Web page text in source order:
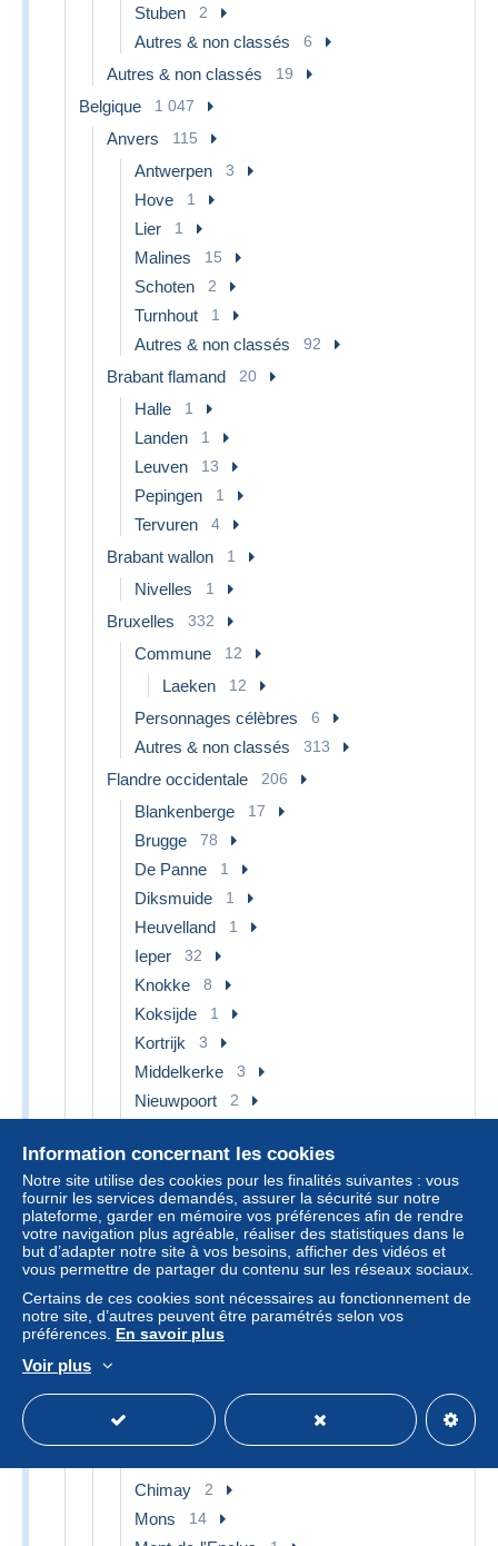
Stuben 2
Autres & non classés 6
Autres & non classés 19
Belgique 1 047
Anvers 115
Antwerpen 3
Hove 1
Lier 1
Malines 15
Schoten 2
Turnhout 1
Autres & non classés 92
Brabant flamand 20
Halle 1
Landen 1
Leuven 13
Pepingen 1
Tervuren 4
Brabant wallon 1
Nivelles 1
Bruxelles 332
Commune 12
Laeken 12
Personnages célèbres 6
Autres & non classés 313
Flandre occidentale 206
Blankenberge 17
Brugge 78
De Panne 1
Diksmuide 1
Heuvelland 1
Ieper 32
Knokke 8
Koksijde 1
Kortrijk 3
Middelkerke 3
Nieuwpoort 2
Poperinge 1
Veurne 1
Wenduine 2
Zeebrugge 1
Flandre orientale 75
Gent 71
Nazareth 2
Renaix - Ronse 1
Hainaut
Chimay 2
Mons 14
Information concernant les cookies
Notre site utilise des cookies pour les finalités suivantes : vous
fournir les services demandés, assurer la sécurité sur notre
plateforme, garder en mémoire vos préférences afin de rendre
votre navigation plus agréable, réaliser des statistiques dans le
but d’adapter notre site à vos besoins, afficher des vidéos et
vous permettre de partager du contenu sur les réseaux sociaux.
Certains de ces cookies sont nécessaires au fonctionnement de
notre site, d’autres peuvent être paramétrés selon vos
préférences. En savoir plus
Voir plus